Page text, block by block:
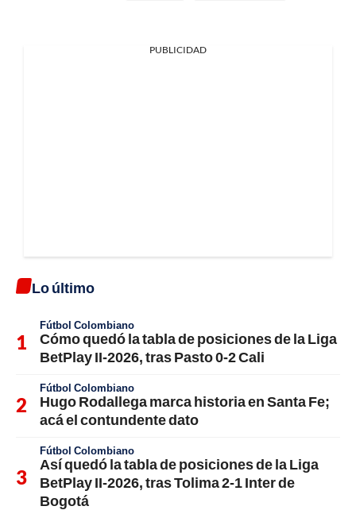
PUBLICIDAD
Lo último
Fútbol Colombiano
Cómo quedó la tabla de posiciones de la Liga
BetPlay II-2026, tras Pasto 0-2 Cali
Fútbol Colombiano
Hugo Rodallega marca historia en Santa Fe;
acá el contundente dato
Fútbol Colombiano
Así quedó la tabla de posiciones de la Liga
BetPlay II-2026, tras Tolima 2-1 Inter de
Bogotá